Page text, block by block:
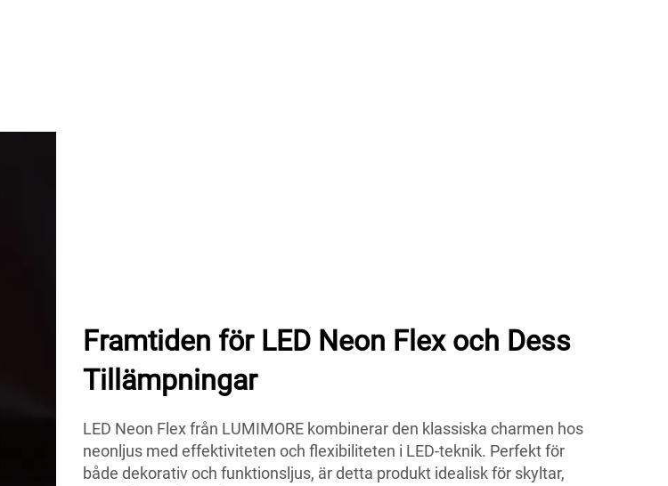
Framtiden för LED Neon Flex och Dess
Tillämpningar
LED Neon Flex från LUMIMORE kombinerar den klassiska charmen hos
neonljus med effektiviteten och flexibiliteten i LED-teknik. Perfekt för
både dekorativ och funktionsljus, är detta produkt idealisk för skyltar,